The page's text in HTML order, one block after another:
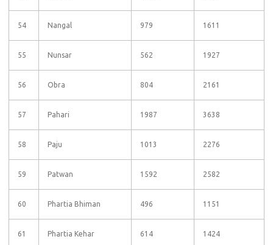
54 Nangal 979 1611
55 Nunsar 562 1927
56 Obra 804 2161
57 Pahari 1987 3638
58 Paju 1013 2276
59 Patwan 1592 2582
60 Phartia Bhiman 496 1151
61 Phartia Kehar 614 1424